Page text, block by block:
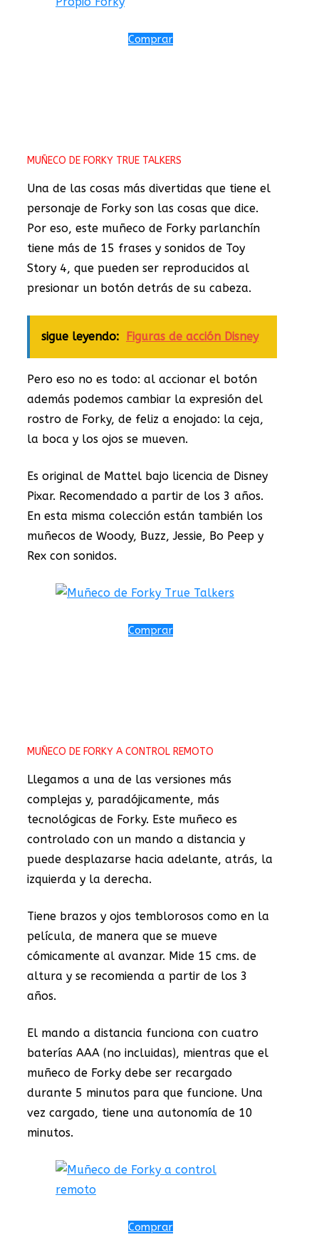
Comprar
MUÑECO DE FORKY TRUE TALKERS
Una de las cosas más divertidas que tiene el
personaje de Forky son las cosas que dice.
Por eso, este muñeco de Forky parlanchín
tiene más de 15 frases y sonidos de Toy
Story 4, que pueden ser reproducidos al
presionar un botón detrás de su cabeza.
sigue leyendo: Figuras de acción Disney
Pero eso no es todo: al accionar el botón
además podemos cambiar la expresión del
rostro de Forky, de feliz a enojado: la ceja,
la boca y los ojos se mueven.
Es original de Mattel bajo licencia de Disney
Pixar. Recomendado a partir de los 3 años.
En esta misma colección están también los
muñecos de Woody, Buzz, Jessie, Bo Peep y
Rex con sonidos.
Comprar
MUÑECO DE FORKY A CONTROL REMOTO
Llegamos a una de las versiones más
complejas y, paradójicamente, más
tecnológicas de Forky. Este muñeco es
controlado con un mando a distancia y
puede desplazarse hacia adelante, atrás, la
izquierda y la derecha.
Tiene brazos y ojos temblorosos como en la
película, de manera que se mueve
cómicamente al avanzar. Mide 15 cms. de
altura y se recomienda a partir de los 3
años.
El mando a distancia funciona con cuatro
baterías AAA (no incluidas), mientras que el
muñeco de Forky debe ser recargado
durante 5 minutos para que funcione. Una
vez cargado, tiene una autonomía de 10
minutos.
Comprar